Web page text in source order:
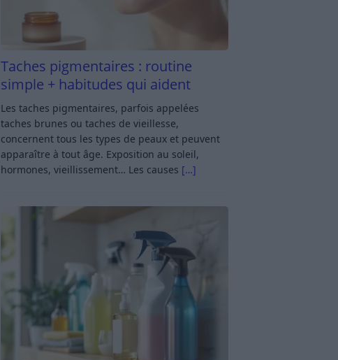
Taches pigmentaires : routine
simple + habitudes qui aident
Les taches pigmentaires, parfois appelées
taches brunes ou taches de vieillesse,
concernent tous les types de peaux et peuvent
apparaître à tout âge. Exposition au soleil,
hormones, vieillissement… Les causes […]